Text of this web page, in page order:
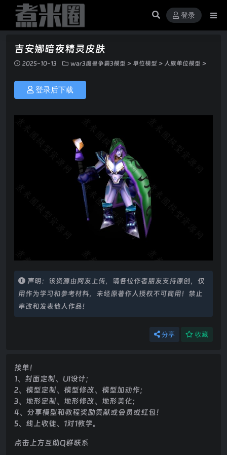
登录
吉安娜暗夜精灵皮肤
2025-10-13 war3魔兽争霸3模型 > 单位模型 > 人族单位模型 >
登录后下载
声明：该资源由网友上传，请各位作者朋友支持原创，仅
用作为学习和参考材料，未经原著作人授权不可商用！禁止
串改和发表他人作品！
分享 收藏
接单！
1、封面定制、UI设计；
2、模型定制、模型修改、模型加动作；
3、地形定制、地形修改、地形美化；
4、分享模型和教程奖励贡献或会员或红包！
5、线上收徒、1对1教学。
点击上方互助Q群联系